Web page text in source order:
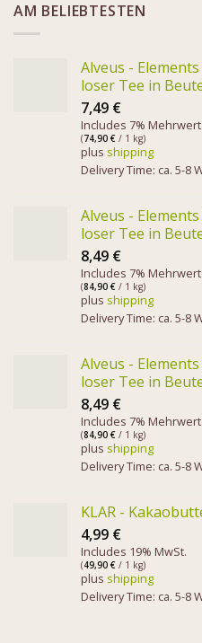
AM BELIEBTESTEN
Alveus -
loser Tee in
7,49 €
Includes 7%
(74,90 € / 1 kg)
plus shipping
Delivery Time: ca. 5-8
Alveus -
loser Tee in
8,49 €
Includes 7%
(84,90 € / 1 kg)
plus shipping
Delivery Time: ca. 5-8
Alveus -
loser Tee in
8,49 €
Includes 7%
(84,90 € / 1 kg)
plus shipping
Delivery Time: ca. 5-8
KLAR -
4,99 €
Includes 19% MwSt.
(49,90 € / 1 kg)
plus shipping
Delivery Time: ca. 5-8